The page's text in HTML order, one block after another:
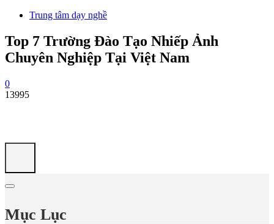
Trung tâm dạy nghề
Top 7 Trường Đào Tạo Nhiếp Ảnh
Chuyên Nghiệp Tại Việt Nam
0
13995
Mục Lục